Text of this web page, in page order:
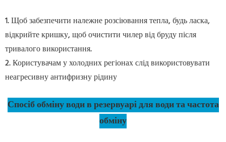
1. Щоб забезпечити належне розсіювання тепла, будь ласка,
відкрийте кришку, щоб очистити чилер від бруду після
тривалого використання.
2. Користувачам у холодних регіонах слід використовувати
неагресивну антифризну рідину
Спосіб обміну води в резервуарі для води та частота
обміну